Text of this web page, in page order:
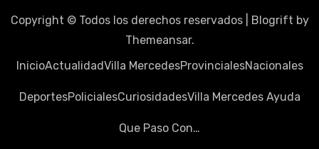
Copyright © Todos los derechos reservados Blogrift by
Themeansar.
InicioActualidadVilla MercedesProvincialesNacionales
DeportesPolicialesCuriosidadesVilla Mercedes Ayuda
Que Paso Con…